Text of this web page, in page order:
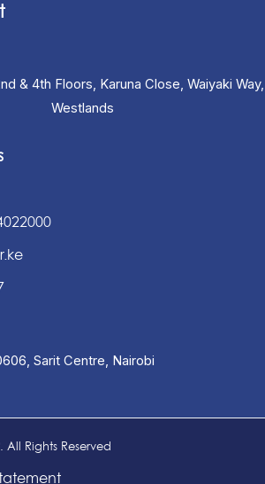
& 4th Floors, Karuna Close, Waiyaki Way,
Westlands
Sarit Centre, Nairobi
Rights Reserved